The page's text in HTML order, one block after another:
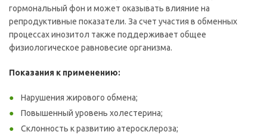
гормональный фон и может оказывать влияние на
репродуктивные показатели. За счет участия в обменных
процессах инозитол также поддерживает общее
физиологическое равновесие организма.
Показания к применению:
Нарушения жирового обмена;
Повышенный уровень холестерина;
Склонность к развитию атеросклероза;